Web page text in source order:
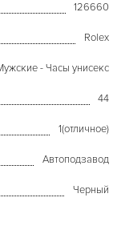
126660
Rolex
- Часы унисекс
44
1(отличное)
Автоподзавод
Черный